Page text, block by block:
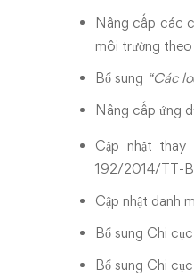
Nâng cấp các
môi trường
Bổ sung “Các
Nâng cấp ứng
Cập nhật
192/2014/TT-
Cập nhật danh
Bổ sung Chi
Bổ sung Chi